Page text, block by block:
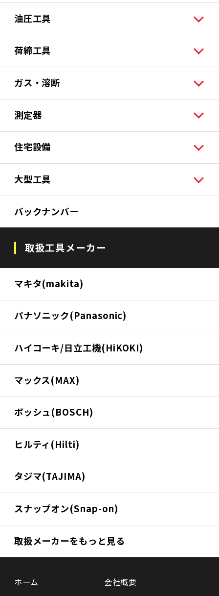
油圧工具
荷締工具
ガス・溶断
測定器
住宅設備
大型工具
バックナンバー
取扱工具メーカー
マキタ(makita)
パナソニック(Panasonic)
ハイコーキ/日立工機(HiKOKI)
マックス(MAX)
ボッシュ(BOSCH)
ヒルティ(Hilti)
タジマ(TAJIMA)
スナップオン(Snap-on)
取扱メーカーをもっと見る
ホーム
会社概要